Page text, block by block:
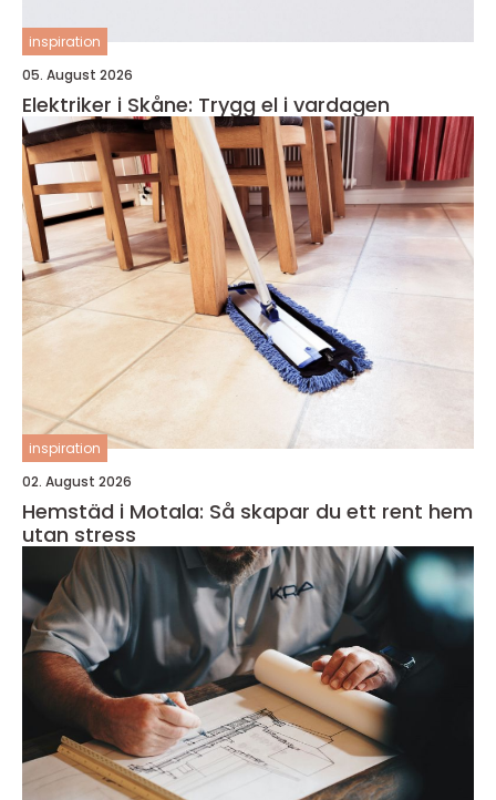
inspiration
05. August 2026
Elektriker i Skåne: Trygg el i vardagen
inspiration
02. August 2026
Hemstäd i Motala: Så skapar du ett rent hem
utan stress